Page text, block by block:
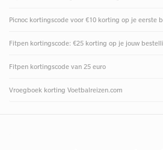
Picnoc kortingscode voor €10 korting op je eerste
Fitpen kortingscode: €25 korting op je jouw
Fitpen kortingscode van 25 euro
Vroegboek korting Voetbalreizen.com